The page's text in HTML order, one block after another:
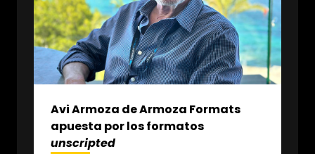
Avi Armoza de Armoza Formats
apuesta por los formatos
unscripted